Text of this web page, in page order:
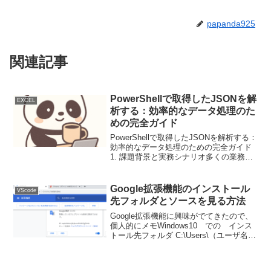
papanda925
関連記事
EXCEL
PowerShellで取得したJSONを解
析する：効率的なデータ処理のた
めの完全ガイド
PowerShellで取得したJSONを解析する：
効率的なデータ処理のための完全ガイド
1. 課題背景と実務シナリオ多くの業務シ
PowerShellはシステム管理...
VScode
Google拡張機能のインストール
先フォルダとソースを見る方法
Google拡張機能に興味がでてきたので、
個人的にメモWindows10 での インス
トール先フォルダ C:\Users\（ユーザ名）